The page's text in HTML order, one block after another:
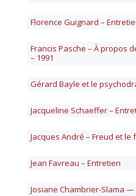
Florence Guignard –
Francis Pasche – À propos
– 1991
Gérard Bayle et le
Jacqueline Schaeffer –
Jacques André – Freud et le
Jean Favreau – Entretien
Josiane Chambrier-Slama